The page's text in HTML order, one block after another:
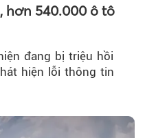
hơn 540.000 ô tô
đang bị triệu hồi
hiện lỗi thông tin